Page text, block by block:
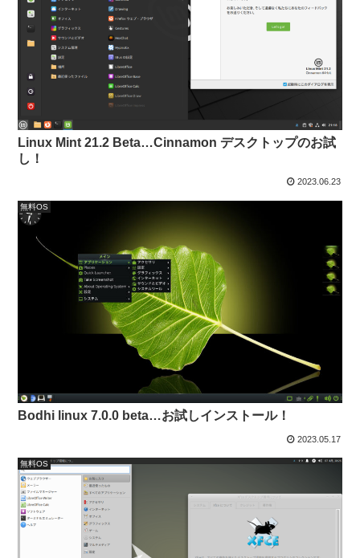
Linux Mint 21.2 Beta…Cinnamon デスクトップのお試
し！
2023.06.23
無料OS
Bodhi linux 7.0.0 beta…お試しインストール！
2023.05.17
無料OS